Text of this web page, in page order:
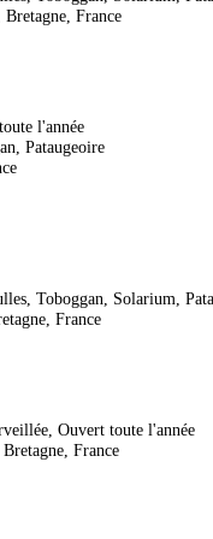
France
l'année
Pataugeoire
Toboggan, Solarium,
France
Ouvert toute l'année
France